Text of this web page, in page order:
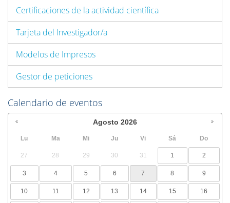
Certificaciones de la actividad científica
Tarjeta del Investigador/a
Modelos de Impresos
Gestor de peticiones
Calendario de eventos
Agosto 2026
Lu Ma Mi Ju Vi Sá Do
27 28 29 30 31 1 2
3 4 5 6 7 8 9
10 11 12 13 14 15 16